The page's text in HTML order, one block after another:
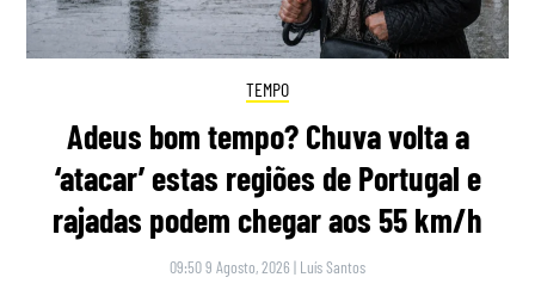
TEMPO
Adeus bom tempo? Chuva volta a
‘atacar’ estas regiões de Portugal e
rajadas podem chegar aos 55 km/h
09:50 9 Agosto, 2026 | Luís Santos